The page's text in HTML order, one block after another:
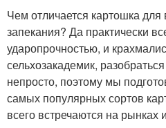
Чем отличается картошка
запекания? Да практически
ударопрочностью, и
сельхозакадемик,
непросто, поэтому мы
самых популярных сортов
всего встречаются на рынках